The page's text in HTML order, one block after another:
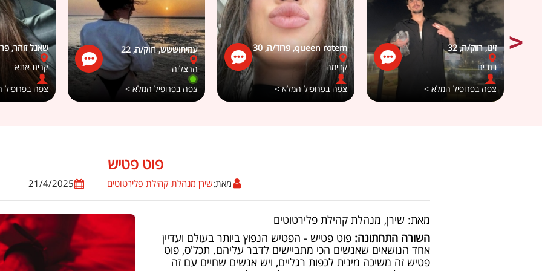
שאנל זוהר,
קרית אתא
צפה בפרופיל
עמיתוששש, רווק/ה, 22
הרצליה
צפה בפרופיל המלא >
queen rotem, פרוד/ה, 30
קדימה
צפה בפרופיל המלא >
זינו, רווק/ה, 32
בת ים
צפה בפרופיל המלא >
פוט פטיש
מאת:שירן מנהלת קהילת פלירטוטים 21/4/2025
מאת: שירן, מנהלת קהילת פלירטוטים
השורה התחתונה: פוט פטיש - הפטיש הנפוץ ביותר בעולם ועדיין
אחד הנושאים שאנשים הכי מתביישים לדבר עליהם. תכל'ס, פוט
פטיש זה משיכה מינית לכפות רגליים, ויש אנשים שחיים עם זה